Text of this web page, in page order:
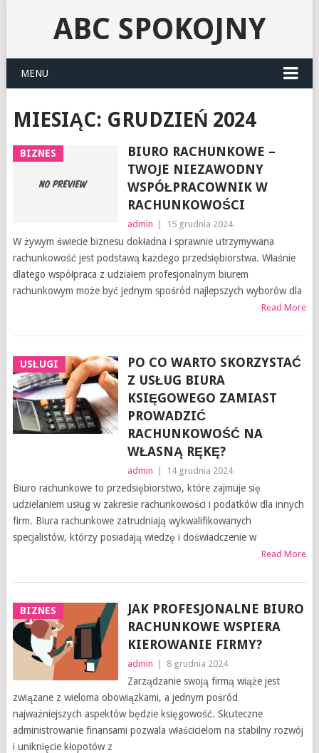
ABC SPOKOJNY
MENU
MIESIĄC: GRUDZIEŃ 2024
BIZNES
BIURO RACHUNKOWE –
TWOJE NIEZAWODNY
WSPÓŁPRACOWNIK W
RACHUNKOWOŚCI
admin 15 grudnia 2024
W żywym świecie biznesu dokładna i sprawnie utrzymywana
rachunkowość jest podstawą każdego przedsiębiorstwa. Właśnie
dlatego współpraca z udziałem profesjonalnym biurem
rachunkowym może być jednym spośród najlepszych wyborów dla
Read More
USŁUGI
PO CO WARTO SKORZYSTAĆ
Z USŁUG BIURA
KSIĘGOWEGO ZAMIAST
PROWADZIĆ
RACHUNKOWOŚĆ NA
WŁASNĄ RĘKĘ?
admin 14 grudnia 2024
Biuro rachunkowe to przedsiębiorstwo, które zajmuje się
udzielaniem usług w zakresie rachunkowości i podatków dla innych
firm. Biura rachunkowe zatrudniają wykwalifikowanych
specjalistów, którzy posiadają wiedzę i doświadczenie w
Read More
BIZNES
JAK PROFESJONALNE BIURO
RACHUNKOWE WSPIERA
KIEROWANIE FIRMY?
admin 8 grudnia 2024
Zarządzanie swoją firmą wiąże jest
związane z wieloma obowiązkami, a jednym pośród
najważniejszych aspektów będzie księgowość. Skuteczne
administrowanie finansami pozwala właścicielom na stabilny rozwój
i uniknięcie kłopotów z